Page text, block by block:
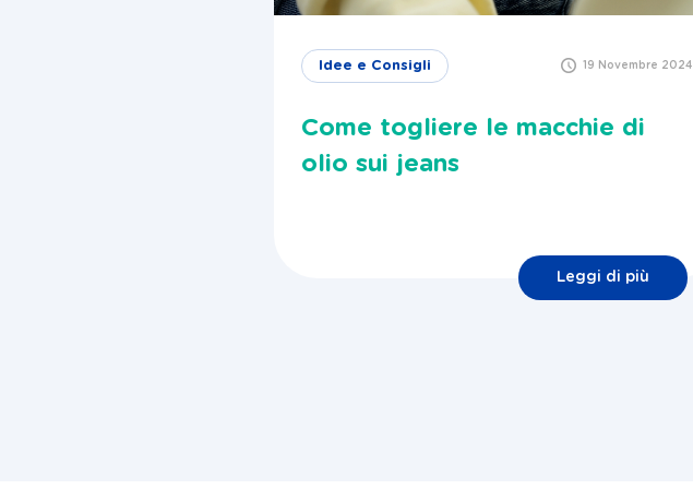
Idee e Consigli 19 Novembre 2024
Come togliere le macchie di
olio sui jeans
Leggi di più